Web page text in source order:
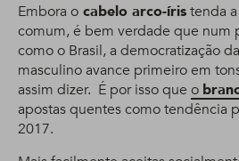
Embora o cabelo arco-íristenda
comum, é bem verdade que num
como o Brasil, a democratização
masculino avance primeiro em
assim dizer. É por isso que o
apostas quentes como tendência
2017.